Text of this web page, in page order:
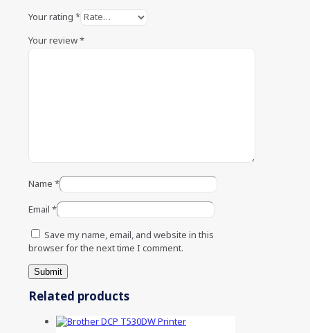
Your rating *
Your review*
Name *
Email *
Save my name, email, and website in this
browser for the next time I comment.
Related products